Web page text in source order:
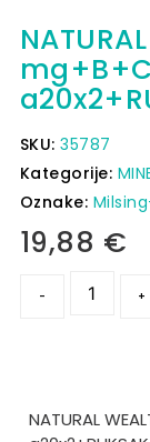
SKU:35787
Kategorije:
Oznake:
19,88 €
- +
NATURAL